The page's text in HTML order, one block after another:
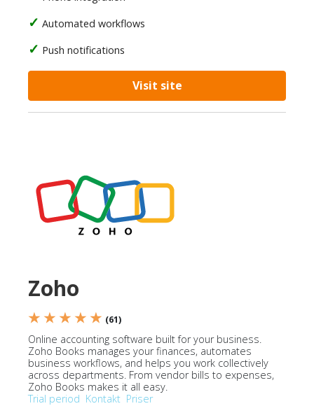
Automated workflows
Push notifications
Visit site
Zoho
★ ★ ★ ★ ★ (61)
Online accounting software built for your business.
Zoho Books manages your finances, automates
business workflows, and helps you work collectively
across departments. From vendor bills to expenses,
Zoho Books makes it all easy.
Trial period Kontakt Priser